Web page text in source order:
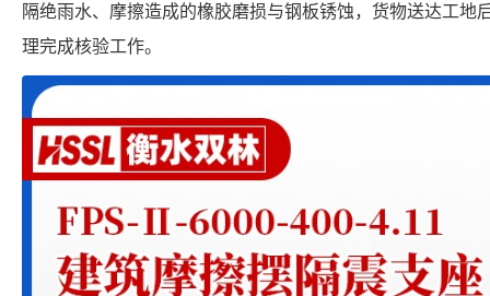
隔绝雨水、摩擦造成的橡胶磨损与钢板锈蚀，货物送达工地
理完成核验工作。